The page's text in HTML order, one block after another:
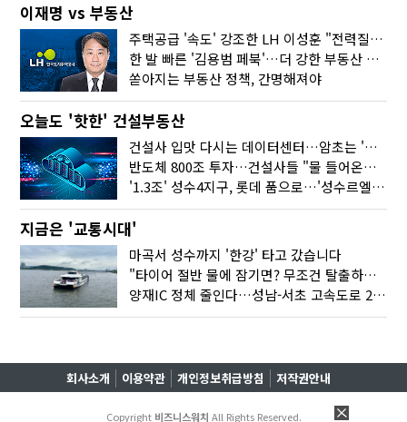
이재명 vs 부동산
주택공급 '속도' 강조한 LH 이성훈 "전력질주해야"
한 발 빠른 '김용범 페북'…더 강한 부동산 규제 나오나
쏟아지는 부동산 정책, 간명해져야
오늘도 '핫한' 건설부동산
건설사 입맛 다시는 데이터센터…암초는 '주민 반대'
반도체 800조 투자…건설사들 "물 들어온다!"
'1.3조' 성수4지구, 롯데 품으로…'성수르엘 S70' 거듭
지금은 '교통시대'
마곡서 성수까지 '한강' 타고 갔습니다
"타이어 절반 물에 잠기면? 무조건 탈출하세요"
양재IC 정체 줄인다…성남-서초 고속도로 2029년 착공
회사소개 이용약관 개인정보취급방침 저작권안내
Copyright 비즈니스워치 All Rights Reserved.